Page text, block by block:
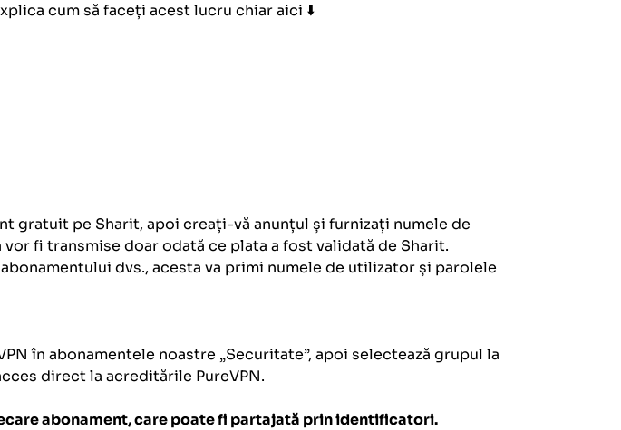
cum să faceți acest lucru chiar aici ⬇️
gratuit pe Sharit, apoi creați-vă anunțul și furnizați numele de
fi transmise doar odată ce plata a fost validată de Sharit.
dvs., acesta va primi numele de utilizator și parolele
în abonamentele noastre „Securitate”, apoi selectează grupul la
direct la acreditările PureVPN.
abonament, care poate fi partajată prin identificatori.